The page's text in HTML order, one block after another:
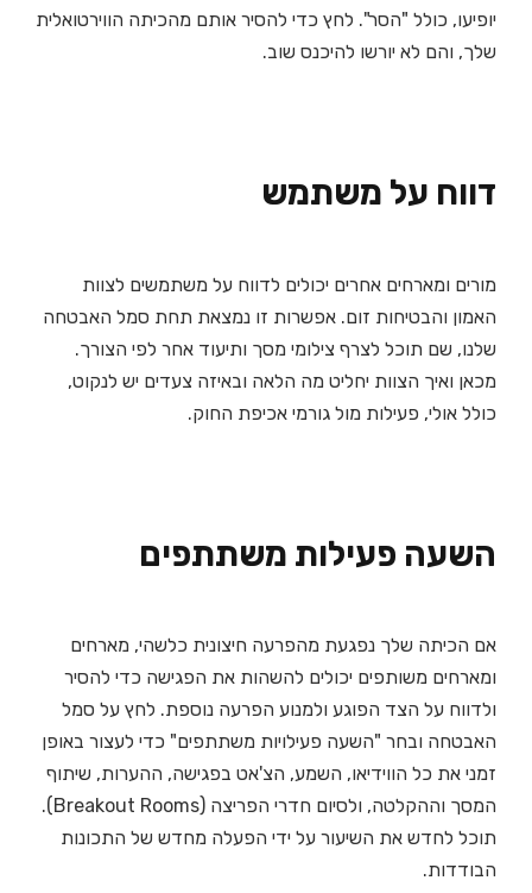
יופיעו, כולל "הסר". לחץ כדי להסיר אותם מהכיתה הווירטואלית
שלך, והם לא יורשו להיכנס שוב.
דווח על משתמש
מורים ומארחים אחרים יכולים לדווח על משתמשים לצוות
האמון והבטיחות זום. אפשרות זו נמצאת תחת סמל האבטחה
שלנו, שם תוכל לצרף צילומי מסך ותיעוד אחר לפי הצורך.
מכאן ואיך הצוות יחליט מה הלאה ובאיזה צעדים יש לנקוט,
כולל אולי, פעילות מול גורמי אכיפת החוק.
השעה פעילות משתתפים
אם הכיתה שלך נפגעת מהפרעה חיצונית כלשהי, מארחים
ומארחים משותפים יכולים להשהות את הפגישה כדי להסיר
ולדווח על הצד הפוגע ולמנוע הפרעה נוספת. לחץ על סמל
האבטחה ובחר "השעה פעילויות משתתפים" כדי לעצור באופן
זמני את כל הווידיאו, השמע, הצ'אט בפגישה, ההערות, שיתוף
המסך וההקלטה, ולסיום חדרי הפריצה (Breakout Rooms).
תוכל לחדש את השיעור על ידי הפעלה מחדש של התכונות
הבודדות.